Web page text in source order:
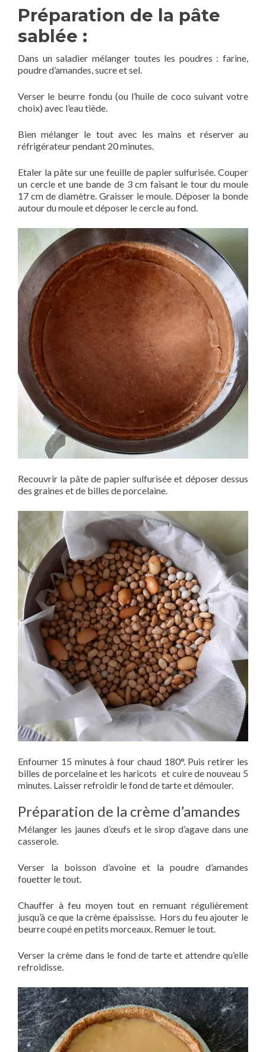
Préparation de la pâte
sablée :
Dans un saladier mélanger toutes les poudres : farine,
poudre d’amandes, sucre et sel.
Verser le beurre fondu (ou l’huile de coco suivant votre
choix) avec l’eau tiède.
Bien mélanger le tout avec les mains et réserver au
réfrigérateur pendant 20 minutes.
Etaler la pâte sur une feuille de papier sulfurisée. Couper
un cercle et une bande de 3 cm faisant le tour du moule
17 cm de diamètre. Graisser le moule. Déposer la bonde
autour du moule et déposer le cercle au fond.
Recouvrir la pâte de papier sulfurisée et déposer dessus
des graines et de billes de porcelaine.
Enfourner 15 minutes à four chaud 180°. Puis retirer les
billes de porcelaine et les haricots et cuire de nouveau 5
minutes. Laisser refroidir le fond de tarte et démouler.
Préparation de la crème d’amandes
Mélanger les jaunes d’œufs et le sirop d’agave dans une
casserole.
Verser la boisson d’avoine et la poudre d’amandes
fouetter le tout.
Chauffer à feu moyen tout en remuant régulièrement
jusqu’à ce que la crème épaississe. Hors du feu ajouter le
beurre coupé en petits morceaux. Remuer le tout.
Verser la crème dans le fond de tarte et attendre qu’elle
refroidisse.